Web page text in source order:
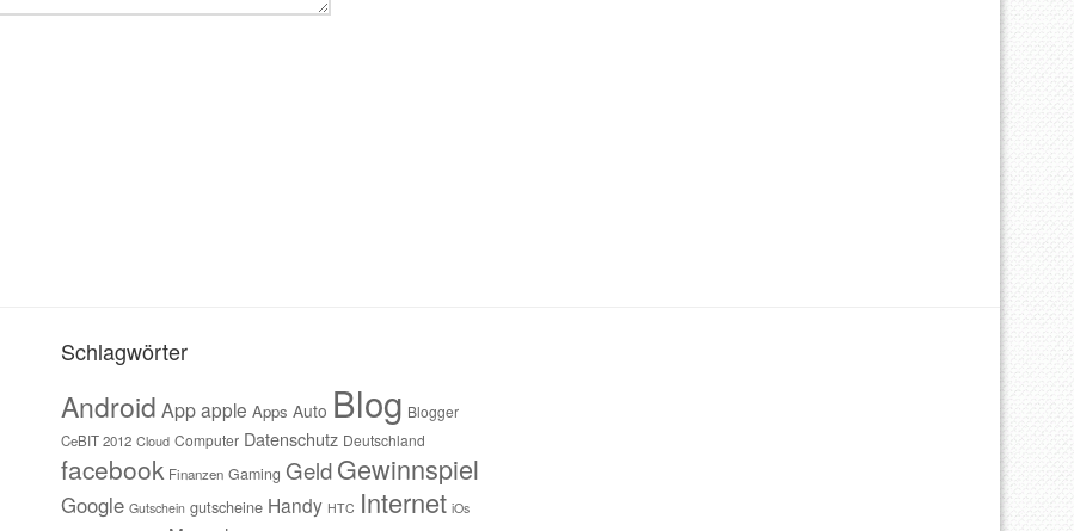
Schlagwörter
Android Appapple Apps Auto Blog Blogger
CeBIT 2012 Cloud Computer Datenschutz Deutschland
facebook Finanzen Gaming GeldGewinnspiel
Google Gutschein gutscheine Handy HTC Internet iOs